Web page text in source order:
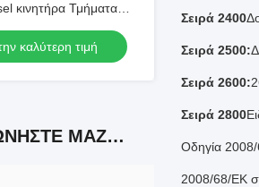
κινητήρα Τμήματα
καυσίμου Για Perkins
καλύτερη τιμή
ΕΠΙΚΟΙΝΩΝΉΣΤΕ ΜΑΖΊ ΜΑΣ
Σειρά 2400
Σειρά 2500:
Σειρά 2600:
Σειρά 2800
Οδηγία 2008/
2008/68/ΕΚ